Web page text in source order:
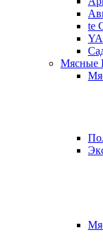
te
Мясные